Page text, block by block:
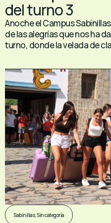
del turno 3
Anoche el Campus
de las alegrías que nos ha
turno, donde la velada de
Sabinillas, Sin categoría